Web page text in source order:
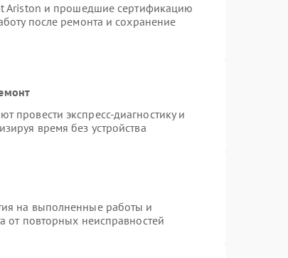
Ariston и прошедшие сертификацию
после ремонта и сохранение
провести экспресс-диагностику и
время без устройства
на выполненные работы и
от повторных неисправностей